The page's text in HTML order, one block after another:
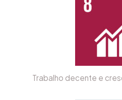
Trabalho decente e